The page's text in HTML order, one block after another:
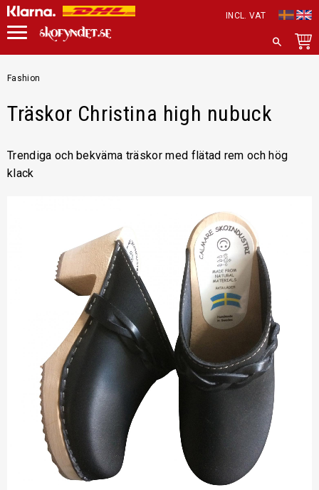
Menu
INCL. VAT
SEARCH
Fashion
Träskor Christina high nubuck
Trendiga och bekväma träskor med flätad rem och hög
klack